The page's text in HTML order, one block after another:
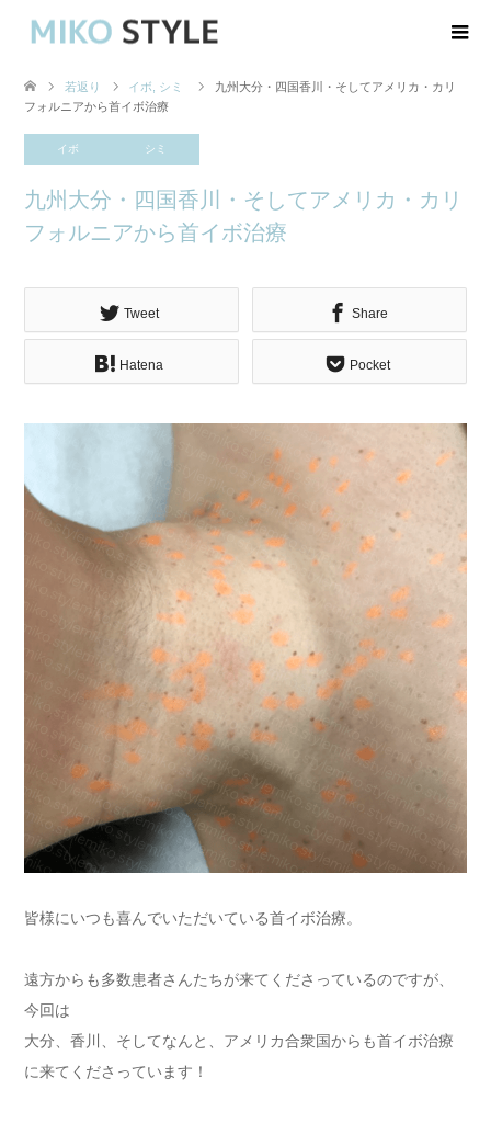
若返り イボ シミ
九州大分・四国香川・そしてアメリカ・カリ
フォルニアから首イボ治療
イボ シミ
九州大分・四国香川・そしてアメリカ・カリ
フォルニアから首イボ治療
Tweet Share
Hatena Pocket
皆様にいつも喜んでいただいている首イボ治療。
遠方からも多数患者さんたちが来てくださっているのですが、
今回は
大分、香川、そしてなんと、アメリカ合衆国からも首イボ治療
に来てくださっています！